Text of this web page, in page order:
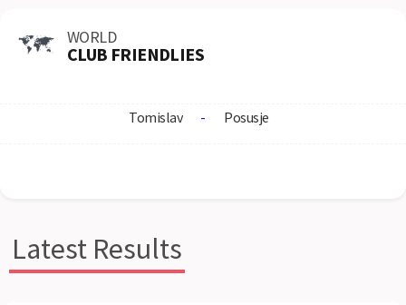
WORLD
CLUB FRIENDLIES
Tomislav - Posusje
Latest Results